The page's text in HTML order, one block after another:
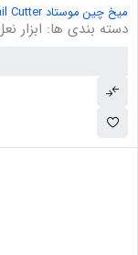
میخ چین موستاد Mustad Nail Cutter
دسته بندی ها: ابزار